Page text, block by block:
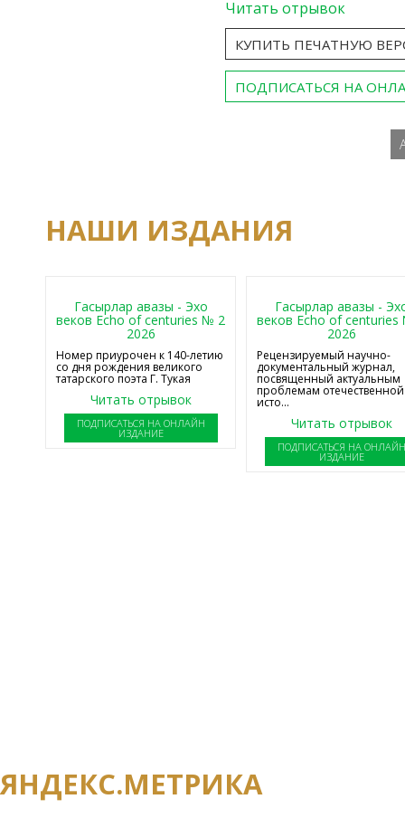
Читать отрывок
КУПИТЬ ПЕЧАТНУЮ
ПОДПИСАТЬСЯ НА
НАШИ ИЗДАНИЯ
Гасырлар авазы - Эхо
веков Echo of centuries № 2
2026
Номер приурочен к 140-летию
со дня рождения великого
татарского поэта Г. Тукая
Читать отрывок
ПОДПИСАТЬСЯ НА ОНЛАЙН
ИЗДАНИЕ
Гасырлар авазы -
веков Echo of
2026
Рецензируемый научно-
документальный журнал,
посвященный актуальным
проблемам отечественной
исто...
Читать отрывок
ПОДПИСАТЬСЯ НА
ИЗДАНИЕ
ЯНДЕКС.МЕТРИКА